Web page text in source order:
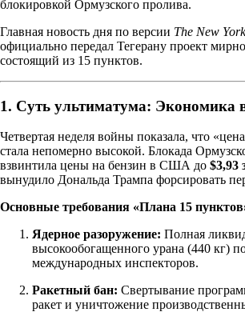
блокировкой Ормузского пролива.
Главная новость дня по версии The New
официально передал Тегерану проект
состоящий из 15 пунктов.
1. Суть ультиматума: Экономика
Четвертая неделя войны показала, что
стала непомерно высокой. Блокада
взвинтила цены на бензин в США до $3,93
вынудило Дональда Трампа форсировать
Основные требования «Плана 15
Ядерное разоружение: Полная
высокообогащенного урана (440 кг)
международных инспекторов.
Ракетный бан: Свертывание
ракет и уничтожение